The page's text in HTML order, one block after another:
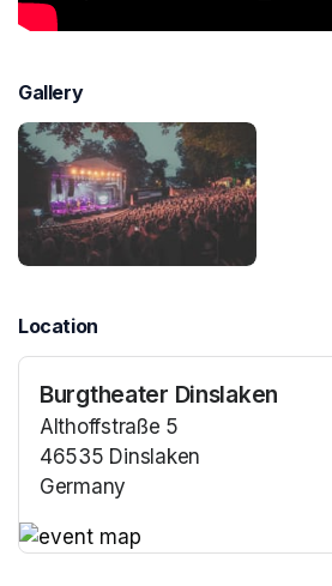
Gallery
Location
Burgtheater Dinslaken
Althoffstraße 5
46535 Dinslaken
Germany